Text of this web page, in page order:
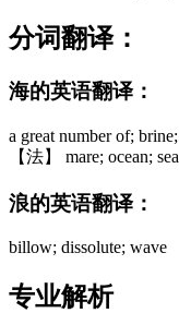
分词翻译：
海的英语翻译：
a great number of;
【法】 mare; ocean; sea
浪的英语翻译：
billow; dissolute; wave
专业解析